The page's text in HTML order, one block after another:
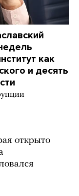
как
и десять
открыто